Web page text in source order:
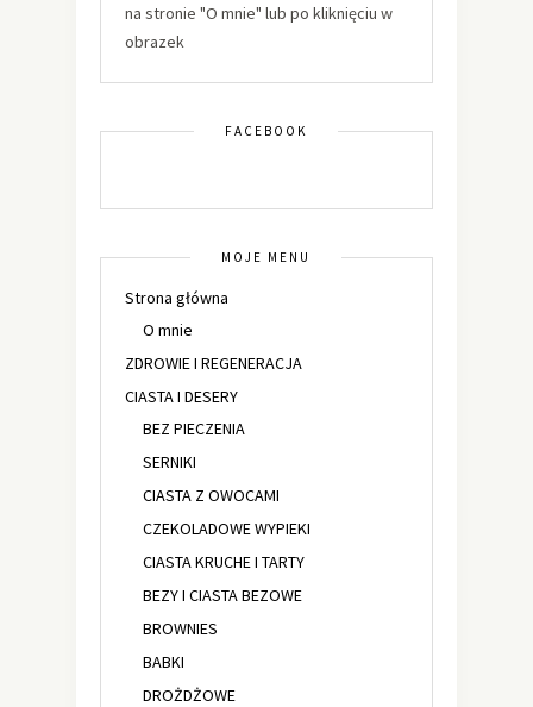
na stronie "O mnie" lub po kliknięciu w
obrazek
FACEBOOK
MOJE MENU
Strona główna
O mnie
ZDROWIE I REGENERACJA
CIASTA I DESERY
BEZ PIECZENIA
SERNIKI
CIASTA Z OWOCAMI
CZEKOLADOWE WYPIEKI
CIASTA KRUCHE I TARTY
BEZY I CIASTA BEZOWE
BROWNIES
BABKI
DROŻDŻOWE